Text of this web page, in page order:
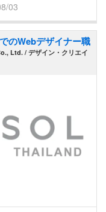
03
のWebデザイナー職
Ltd. / デザイン・クリエイ